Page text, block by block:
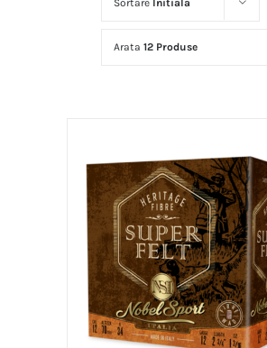
(3)
(4)
338 WIN MAG
(3)
6.5 PRC
(12)
6mm CREEDMOOR (2)
7mm REM MAG (11)
Calibrul 12 (23)
Calibrul 20 (3)
Sortare Initiala
Arata 12 Produse